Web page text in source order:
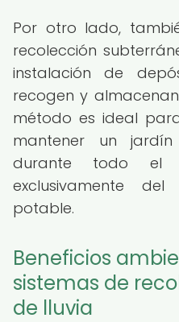
Por otro lado,
recolección
instalación de
recogen y
método es ideal
mantener un
durante todo el
exclusivamente
potable.
Beneficios
sistemas de
de lluvia